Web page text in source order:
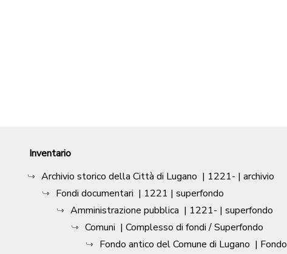
Inventario
Archivio storico della Città di Lugano | 1221- | archivio
Fondi documentari | 1221 | superfondo
Amministrazione pubblica | 1221- | superfondo
Comuni | Complesso di fondi / Superfondo
Fondo antico del Comune di Lugano | Fondo